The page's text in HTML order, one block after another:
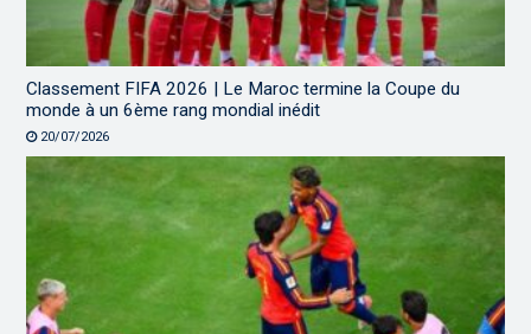
Classement FIFA 2026 | Le Maroc termine la Coupe du
monde à un 6ème rang mondial inédit
20/07/2026